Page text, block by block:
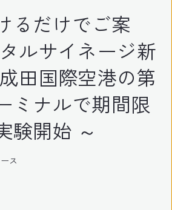
るだけでご案
ルサイネージ新
田国際空港の第
ミナルで期間限
験開始 ～
ス